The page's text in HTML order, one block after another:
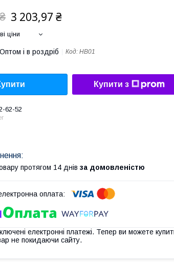
3 203,97 ₴
ціни
Оптом і в роздріб Код: HB01
Купити з
62-52
протягом 14 днів за домовленістю
електронні платежі. Тепер ви можете
не покидаючи сайту.